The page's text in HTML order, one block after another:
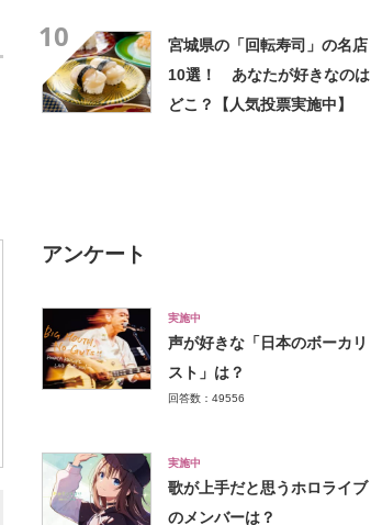
10
宮城県の「回転寿司」の名店
10選！ あなたが好きなのは
どこ？【人気投票実施中】
アンケート
実施中
声が好きな「日本のボーカリ
スト」は？
回答数：49556
実施中
歌が上手だと思うホロライブ
のメンバーは？